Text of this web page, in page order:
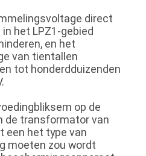
direct
het LPZ1-gebied
en het
van tientallen
tot honderdduizenden
op de
de transformator van
een het type van
moeten zou wordt